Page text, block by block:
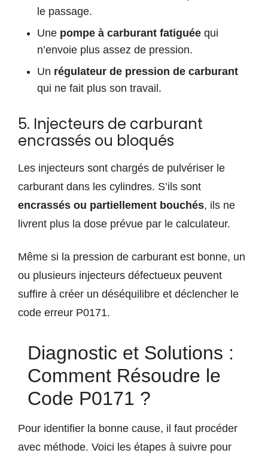
le passage.
Une pompe à carburant fatiguée qui
n’envoie plus assez de pression.
Un régulateur de pression de carburant
qui ne fait plus son travail.
5. Injecteurs de carburant
encrassés ou bloqués
Les injecteurs sont chargés de pulvériser le
carburant dans les cylindres. S’ils sont
encrassés ou partiellement bouchés, ils ne
livrent plus la dose prévue par le calculateur.
Même si la pression de carburant est bonne, un
ou plusieurs injecteurs défectueux peuvent
suffire à créer un déséquilibre et déclencher le
code erreur P0171.
Diagnostic et Solutions :
Comment Résoudre le
Code P0171 ?
Pour identifier la bonne cause, il faut procéder
avec méthode. Voici les étapes à suivre pour